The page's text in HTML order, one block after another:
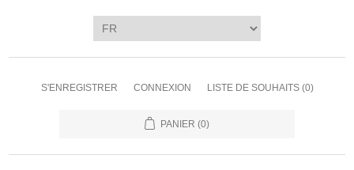
S'ENREGISTRER CONNEXION LISTE DE SOUHAITS (0)
PANIER (0)